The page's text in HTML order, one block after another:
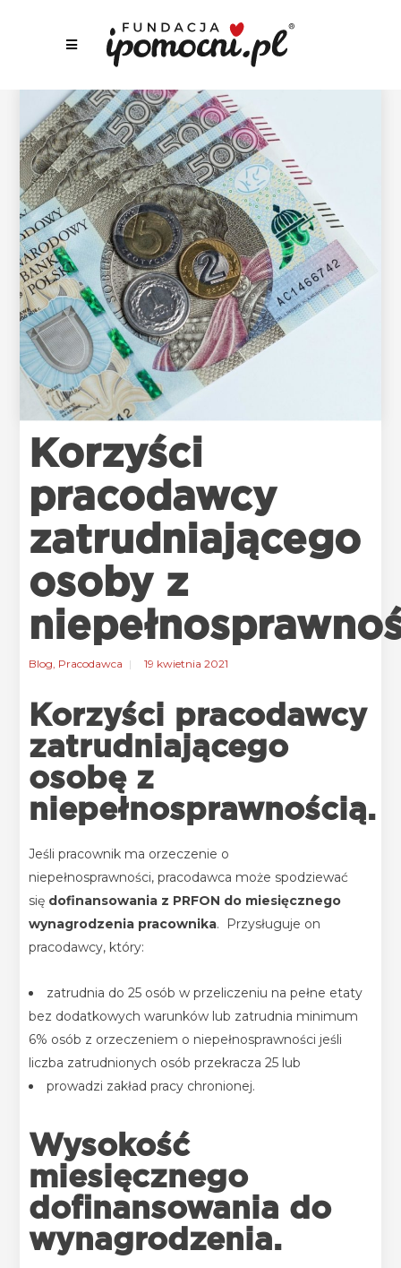
Korzyści
pracodawcy
zatrudniającego
osoby z
Blog, Pracodawca 19 kwietnia 2021
Korzyści pracodawcy
zatrudniającego
osobę z
niepełnosprawnością.
Jeśli pracownik ma orzeczenie o
niepełnosprawności, pracodawca może spodziewać
się dofinansowania z PRFON do miesięcznego
wynagrodzenia pracownika.
Przysługuje on
pracodawcy, który:
zatrudnia do 25 osób w przeliczeniu na pełne etaty
bez dodatkowych warunków lub zatrudnia minimum
6% osób z orzeczeniem o niepełnosprawności jeśli
liczba zatrudnionych osób przekracza 25 lub
prowadzi zakład pracy chronionej.
Wysokość
miesięcznego
dofinansowania do
wynagrodzenia.